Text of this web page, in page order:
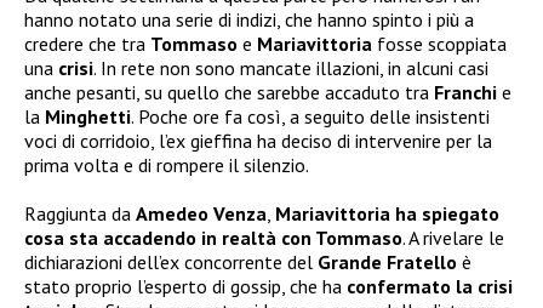
hanno notato una serie di indizi, che hanno spinto i più a
credere che tra Tommaso e Mariavittoria fosse scoppiata
una crisi. In rete non sono mancate illazioni, in alcuni casi
anche pesanti, su quello che sarebbe accaduto tra Franchi e
la Minghetti. Poche ore fa così, a seguito delle insistenti
voci di corridoio, l’ex gieffina ha deciso di intervenire per la
prima volta e di rompere il silenzio.
Raggiunta da Amedeo Venza Mariavittoria ha spiegato
cosa sta accadendo in realtà con Tommaso. A rivelare le
dichiarazioni dell’ex concorrente del Grande Fratello è
stato proprio l’esperto di gossip, che ha confermato la crisi